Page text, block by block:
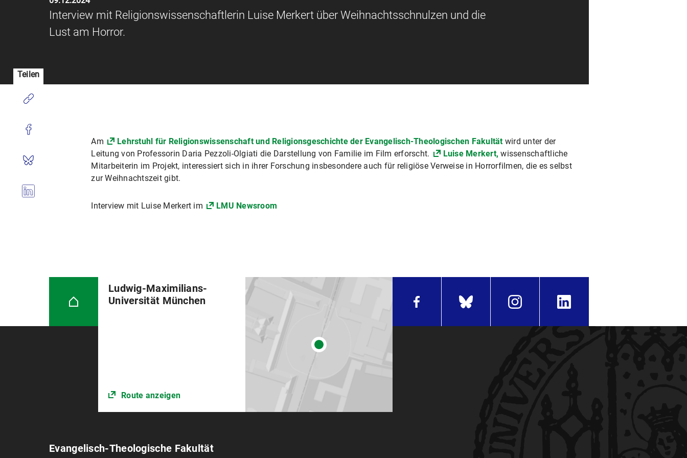
Interview mit Religionswissenschaftlerin Luise Merkert über Weihnachtsschnulzen und die
Lust am Horror.
Am Lehrstuhl für Religionswissenschaft und Religionsgeschichte der Evangelisch-Theologischen Fakultätwird unter der
Leitung von Professorin Daria Pezzoli-Olgiati die Darstellung von Familie im Film erforscht.
Luise Merkert, wissenschaftliche
Mitarbeiterin im Projekt, interessiert sich in ihrer Forschung insbesondere auch für religiöse Verweise in Horrorfilmen, die es selbst
zur Weihnachtszeit gibt.
Interview mit Luise Merkert im LMU Newsroom
Teilen
Ludwig-Maximilians-
Universität München
Route anzeigen
Evangelisch-Theologische Fakultät